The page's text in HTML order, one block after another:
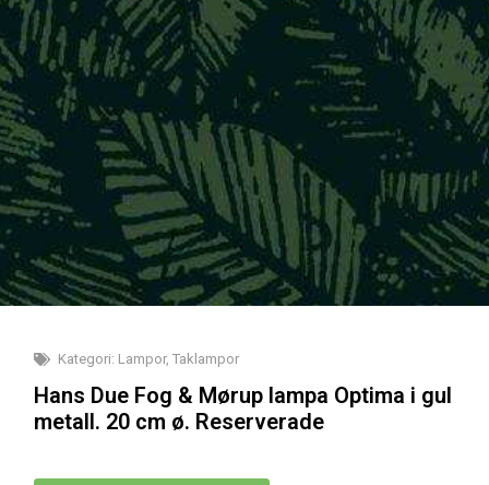
Kategori: Lampor,Taklampor
Hans Due Fog & Mørup lampa Optima i gul
metall. 20 cm ø. Reserverade